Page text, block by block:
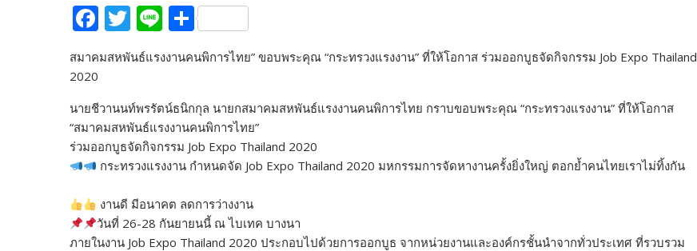
F
e
o
o
k
T
w
itt
er
Li
e
S
h
ar
สมาคมสหพันธ์แรงงานคนพิการไทย” ขอบพระคุณ “กระทรวงแรงงาน” ที่ให้โอกาส ร่วมออกบูธจัดกิจกรรม Job Expo Thailand
2020
นายชีวานนท์พรรัตน์ธนิกกุล นายกสมาคมสหพันธ์แรงงานคนพิการไทย กราบขอบพระคุณ “กระทรวงแรงงาน” ที่ให้โอกาส
“สมาคมสหพันธ์แรงงานคนพิการไทย”
ร่วมออกบูธจัดกิจกรรม Job Expo Thailand 2020
กระทรวงแรงงาน กำหนดจัด Job Expo Thailand 2020 มหกรรมการจัดหางานครั้งยิ่งใหญ่ ตอกย้ำคนไทยเราไม่ทิ้งกัน
งานดี มีอนาคต ลดการว่างงาน
วันที่ 26-28 กันยายนนี้ ณ ไบเทค บางนา
ภายในงาน Job Expo Thailand 2020 ประกอบไปด้วยการออกบูธ จากหน่วยงานและองค์กรชั้นนำจากทั่วประเทศ ที่รวบรวม